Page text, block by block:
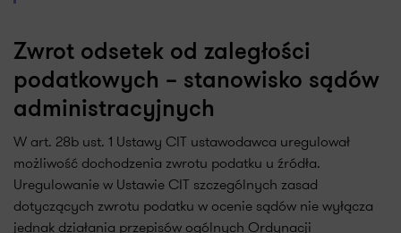
Zwrot odsetek od zaległości
podatkowych – stanowisko sądów
administracyjnych
W art. 28b ust. 1 Ustawy CIT ustawodawca uregulował
możliwość dochodzenia zwrotu podatku u źródła.
Uregulowanie w Ustawie CIT szczególnych zasad
dotyczących zwrotu podatku w ocenie sądów nie wyłącza
jednak działania przepisów ogólnych Ordynacji